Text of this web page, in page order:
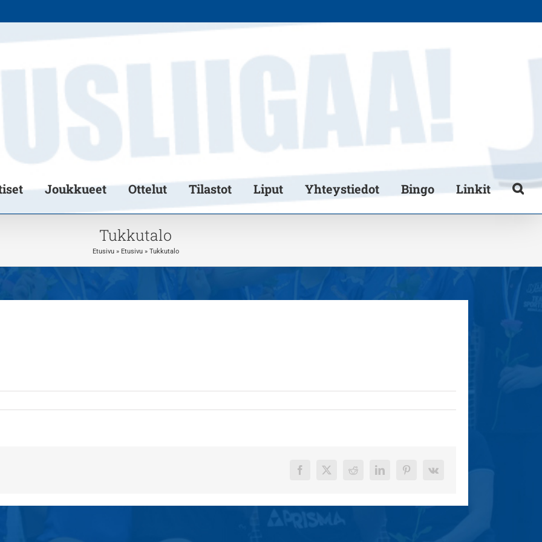
Joukkueet Ottelut Tilastot Liput Yhteystiedot Bingo Linkit
Tukkutalo
Etusivu» Etusivu» Tukkutalo
Facebook
X Reddit LinkedInPinterest
Vk